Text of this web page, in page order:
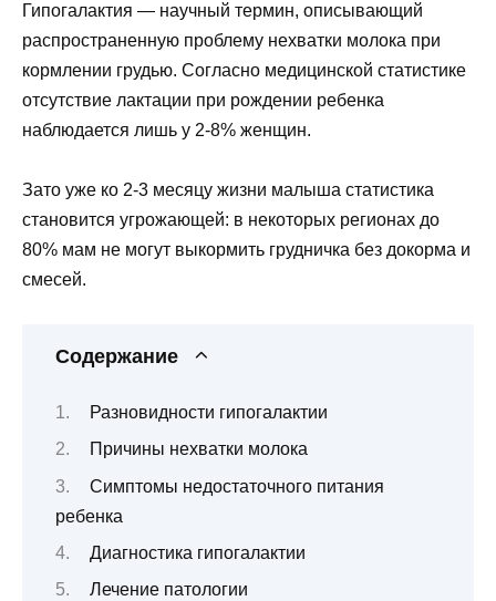
Гипогалактия — научный термин, описывающий
распространенную проблему нехватки молока при
кормлении грудью. Согласно медицинской статистике
отсутствие лактации при рождении ребенка
наблюдается лишь у 2-8% женщин.
Зато уже ко 2-3 месяцу жизни малыша статистика
становится угрожающей: в некоторых регионах до
80% мам не могут выкормить грудничка без докорма и
смесей.
Содержание
Разновидности гипогалактии
Причины нехватки молока
Симптомы недостаточного питания
ребенка
Диагностика гипогалактии
Лечение патологии